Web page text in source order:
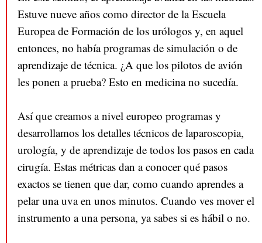
Estuve nueve años como director de la Escuela
Europea de Formación de los urólogos y, en aquel
entonces, no había programas de simulación o de
aprendizaje de técnica. ¿A que los pilotos de avión
les ponen a prueba? Esto en medicina no sucedía.
Así que creamos a nivel europeo programas y
desarrollamos los detalles técnicos de laparoscopia,
urología, y de aprendizaje de todos los pasos en cada
cirugía. Estas métricas dan a conocer qué pasos
exactos se tienen que dar, como cuando aprendes a
pelar una uva en unos minutos. Cuando ves mover el
instrumento a una persona, ya sabes si es hábil o no.